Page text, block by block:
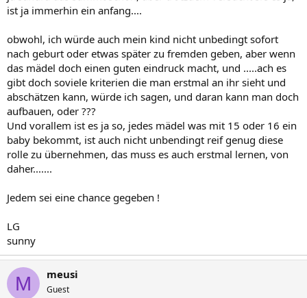
ist ja immerhin ein anfang....
obwohl, ich würde auch mein kind nicht unbedingt sofort
nach geburt oder etwas später zu fremden geben, aber wenn
das mädel doch einen guten eindruck macht, und .....ach es
gibt doch soviele kriterien die man erstmal an ihr sieht und
abschätzen kann, würde ich sagen, und daran kann man doch
aufbauen, oder ???
Und vorallem ist es ja so, jedes mädel was mit 15 oder 16 ein
baby bekommt, ist auch nicht unbendingt reif genug diese
rolle zu übernehmen, das muss es auch erstmal lernen, von
daher.......
Jedem sei eine chance gegeben !
LG
sunny
M meusi
Guest